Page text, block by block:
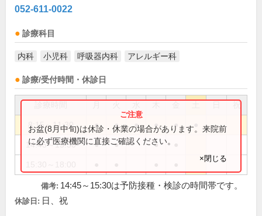
052-611-0022
診療科目
内科 小児科 呼吸器内科 アレルギー科
診療/受付時間・休診日
祝
8:15～11:30 ● ● ● ● ●
14:45～15:30 ● ● ●
お盆(8月中旬)は休診・休業の場合があります。来院前
に必ず医療機関に直接ご確認ください。
×閉じる
備考: 14:45～15:30は予防接種・検診の時間帯です。
休診日: 日、祝